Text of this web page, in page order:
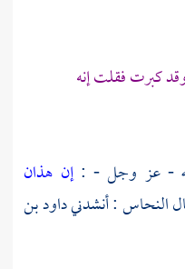
كبرت فقلت إنه
- عز وجل - :إن هذان
النحاس: أنشدنيداود بن